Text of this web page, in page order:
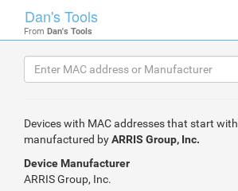
Dan's Tools
From Dan's Tools
Devices with MAC addresses that start with
manufactured byARRIS Group, Inc.
Device Manufacturer
ARRIS Group, Inc.